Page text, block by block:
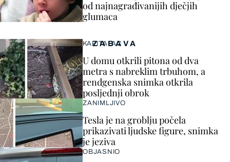
ZABAVA
KAPITALAC
U domu otkrili pitona od dva
metra s nabreklim trbuhom, a
rendgenska snimka otkrila
posljednji obrok
ZANIMLJIVO
Tesla je na groblju počela
prikazivati ljudske figure, snimka
je jeziva
OBJASNIO
od najnagrađivanijih dječjih
glumaca